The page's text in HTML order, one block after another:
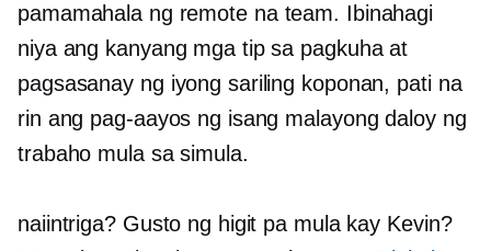
pamamahala ng remote na team. Ibinahagi
niya ang kanyang mga tip sa pagkuha at
pagsasanay ng iyong sariling koponan, pati na
rin ang pag-aayos ng isang malayong daloy ng
trabaho mula sa simula.
naiintriga? Gusto ng higit pa mula kay Kevin?